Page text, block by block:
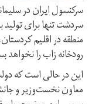
سرکنسول ایران در
سردشت تنها برای
منطقه در اقلیم
رودخانه زاب را
این در حالی است که
معاون نخست‌وزیر و